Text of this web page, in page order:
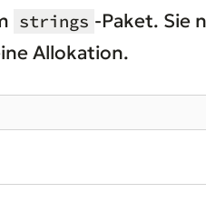
strings -Paket. Sie
Allokation.